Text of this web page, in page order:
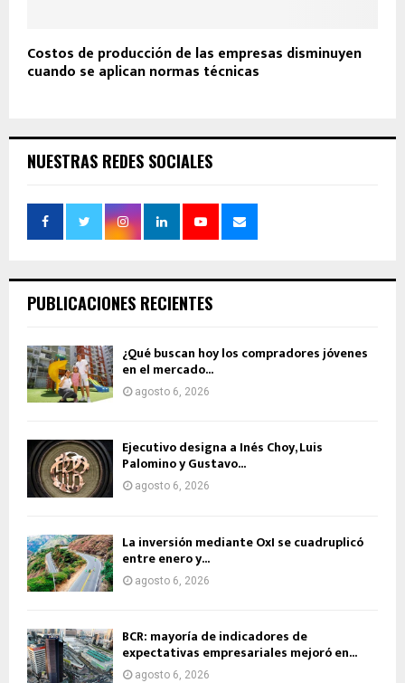
Costos de producción de las empresas disminuyen
cuando se aplican normas técnicas
NUESTRAS REDES SOCIALES
PUBLICACIONES RECIENTES
¿Qué buscan hoy los compradores jóvenes
en el mercado...
agosto 6, 2026
Ejecutivo designa a Inés Choy, Luis
Palomino y Gustavo...
agosto 6, 2026
La inversión mediante OxI se cuadruplicó
entre enero y...
agosto 6, 2026
BCR: mayoría de indicadores de
expectativas empresariales mejoró en...
agosto 6, 2026